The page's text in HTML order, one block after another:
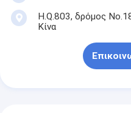
H.Q.803, δρόμος
Κίνα